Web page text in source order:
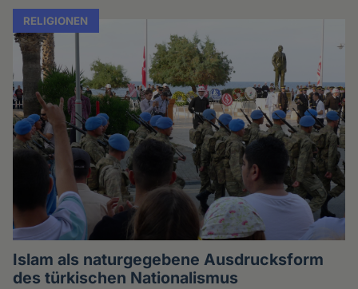
RELIGIONEN
Islam als naturgegebene Ausdrucksform
des türkischen Nationalismus